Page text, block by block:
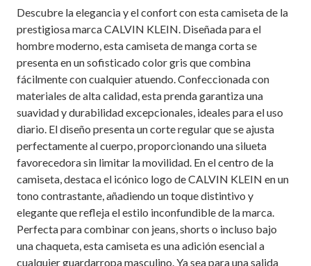
Descubre la elegancia y el confort con esta camiseta de la
prestigiosa marca CALVIN KLEIN. Diseñada para el
hombre moderno, esta camiseta de manga corta se
presenta en un sofisticado color gris que combina
fácilmente con cualquier atuendo. Confeccionada con
materiales de alta calidad, esta prenda garantiza una
suavidad y durabilidad excepcionales, ideales para el uso
diario. El diseño presenta un corte regular que se ajusta
perfectamente al cuerpo, proporcionando una silueta
favorecedora sin limitar la movilidad. En el centro de la
camiseta, destaca el icónico logo de CALVIN KLEIN en un
tono contrastante, añadiendo un toque distintivo y
elegante que refleja el estilo inconfundible de la marca.
Perfecta para combinar con jeans, shorts o incluso bajo
una chaqueta, esta camiseta es una adición esencial a
cualquier guardarropa masculino. Ya sea para una salida